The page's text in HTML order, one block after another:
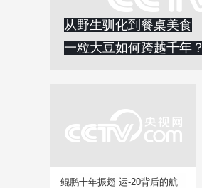
从野生驯化到餐桌美食
一粒大豆如何跨越千年？
鲲鹏十年振翅 运-20背后的航